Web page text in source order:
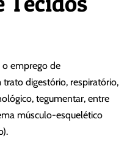
o emprego de
digestório, respiratório,
tegumentar, entre
músculo-esquelético